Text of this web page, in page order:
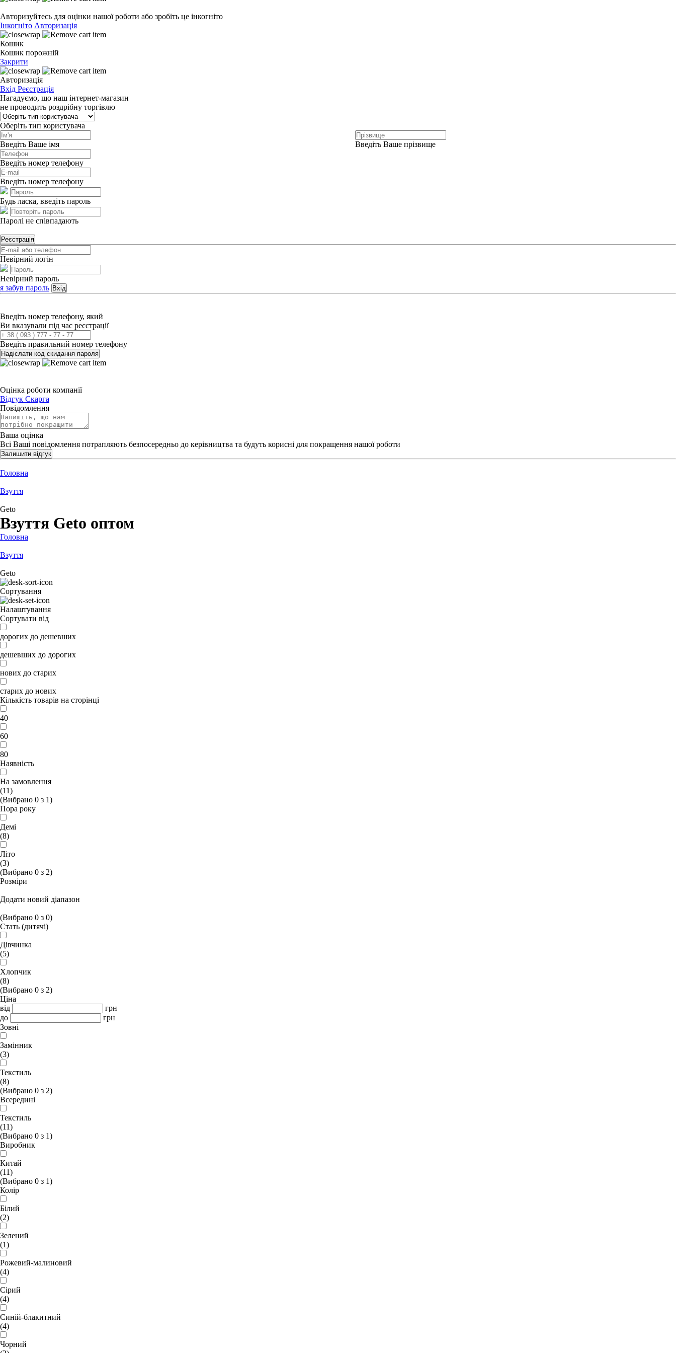
Авторизуйтесь для оцінки нашої роботи або зробіть це інкогніто
Інкогніто Авторизація
Кошик
Кошик порожній
Закрити
Авторизація
Вхід Реєстрація
Нагадуємо, що наш інтернет-магазин
не проводить роздрібну торгівлю
Оберіть тип користувача
Введіть Ваше імя Введіть Ваше прізвище
Введіть номер телефону
Введіть номер телефону
Будь ласка, введіть пароль
Паролі не співпадають
Реєстрація
Невірний логін
Невірний пароль
я забув пароль Вхід
Введіть номер телефону, який
Ви вказували під час реєстрації
Введіть правильний номер телефону
Надіслати код скидання пароля
Оцінка роботи компанії
Відгук Скарга
Повідомлення
Ваша оцінка
Всі Ваші повідомлення потрапляють безпосередньо до керівництва та будуть корисні для покращення нашої роботи
Залишити відгук
Головна
Взуття
Geto
Взуття Geto оптом
Головна
Взуття
Geto
Сортування
Налаштування
Сортувати від
дорогих до дешевших
дешевших до дорогих
нових до старих
старих до нових
Кількість товарів на сторінці
40
60
80
Наявність
На замовлення
(11)
(Вибрано 0 з 1)
Пора року
Демі
(8)
Літо
(3)
(Вибрано 0 з 2)
Розміри
Додати новий діапазон
(Вибрано 0 з 0)
Стать (дитячі)
Дівчинка
(5)
Хлопчик
(8)
(Вибрано 0 з 2)
Ціна
від
грн
до
грн
Зовні
Замінник
(3)
Текстиль
(8)
(Вибрано 0 з 2)
Всередині
Текстиль
(11)
(Вибрано 0 з 1)
Виробник
Китай
(11)
(Вибрано 0 з 1)
Колір
Білий
(2)
Зелений
(1)
Рожевий-малиновий
(4)
Сірий
(4)
Синій-блакитний
(4)
Чорний